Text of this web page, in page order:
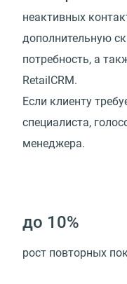
неактивных
дополнительную
потребность, а
RetailCRM.
Если клиенту
специалиста,
менеджера.
до 10%
рост повторных